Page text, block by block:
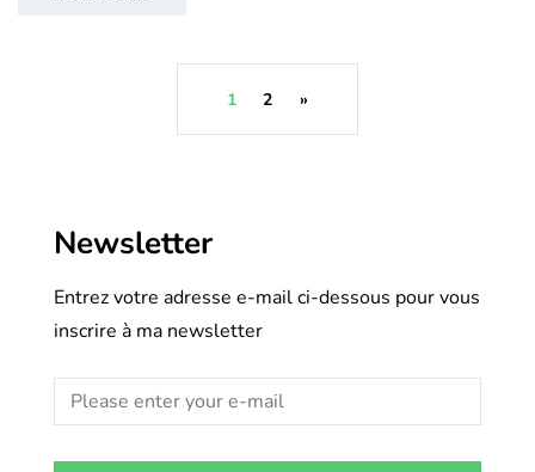
1 2 »
Newsletter
Entrez votre adresse e-mail ci-dessous pour vous
inscrire à ma newsletter